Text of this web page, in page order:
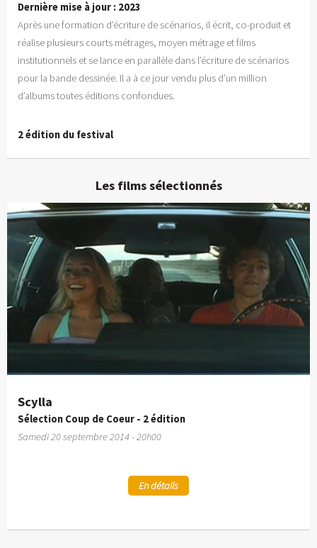
Dernière mise à jour : 2023
Après une formation d’écriture de scénarios, il écrit, co-produit et
réalise plusieurs courts métrages, moyen métrage et films
institutionnels et se lance en parallèle dans l’écriture de scénarios
pour la bande dessinée. Il a à ce jour vendu plus d’un million
d’albums toutes éditions confondues.
2 édition du festival
Les films sélectionnés
Scylla
Sélection Coup de Coeur - 2 édition
Samedi 20 septembre 2014 - 20h00
En détails